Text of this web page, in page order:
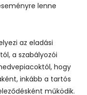
lenne
az eladási
a szabályozói
hogy
inkább a tartós
működik.